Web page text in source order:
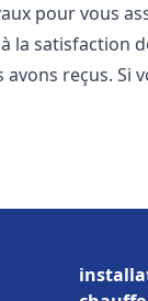
pour vous
la satisfaction
reçus. Si